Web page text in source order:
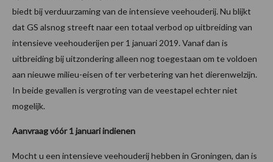
biedt bij verduurzaming van de intensieve veehouderij. Nu blijkt
dat GS alsnog streeft naar een totaal verbod op uitbreiding van
intensieve veehouderijen per 1 januari 2019. Vanaf dan is
uitbreiding bij uitzondering alleen nog toegestaan om te voldoen
aan nieuwe milieu-eisen of ter verbetering van het dierenwelzijn.
In beide gevallen is vergroting van de veestapel echter niet
mogelijk.
Aanvraag vóór 1 januari indienen
Mocht u een intensieve veehouderij hebben in Groningen, dan is